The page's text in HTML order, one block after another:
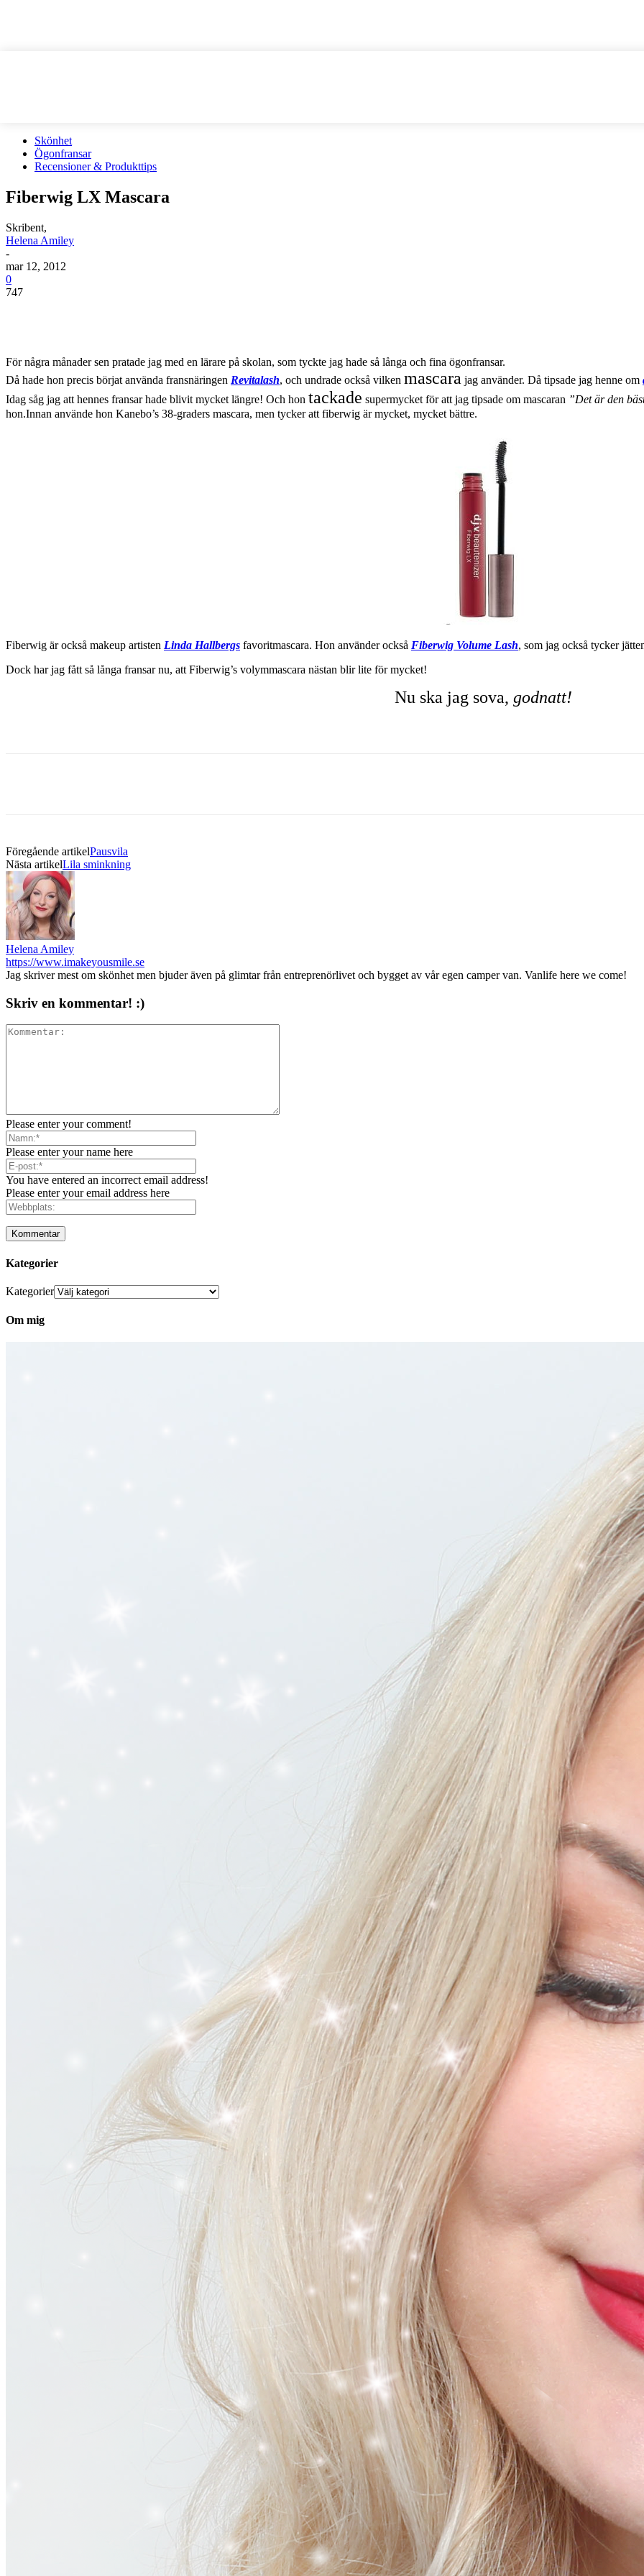
Skönhet
Ögonfransar
Recensioner & Produkttips
Fiberwig LX Mascara
Skribent,
Helena Amiley
-
mar 12, 2012
0
747
För några månader sen pratade jag med en lärare på skolan, som tyckte jag hade så långa och fina ögonfransar.
Då hade hon precis börjat använda fransnäringen Revitalash, och undrade också vilken mascara jag använder. Då tipsade jag henne om
Idag såg jag att hennes fransar hade blivit mycket längre! Och hon tackade supermycket för att jag tipsade om mascaran ”Det är den
hon.Innan använde hon Kanebo’s 38-graders mascara, men tycker att fiberwig är mycket, mycket bättre.
Fiberwig är också makeup artisten Linda Hallbergs favoritmascara. Hon använder också Fiberwig Volume Lash, som jag också tycker
Dock har jag fått så långa fransar nu, att Fiberwig’s volymmascara nästan blir lite för mycket!
Nu ska jag sova, godnatt!
Föregående artikelPausvila
Nästa artikelLila sminkning
Helena Amiley
https://www.imakeyousmile.se
Jag skriver mest om skönhet men bjuder även på glimtar från entreprenörlivet och bygget av vår egen camper van. Vanlife here we come!
Skriv en kommentar! :)
Please enter your comment!
Please enter your name here
You have entered an incorrect email address!
Please enter your email address here
Kategorier
Kategorier
Om mig